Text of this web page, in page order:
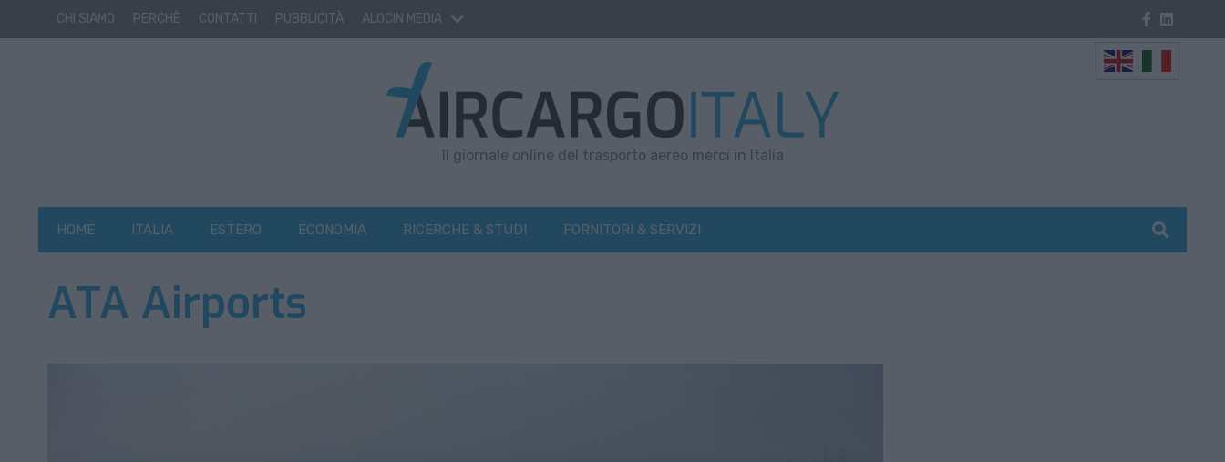
CHI SIAMO PERCHÈ CONTATTI PUBBLICITÀ ALOCIN MEDIA
Il giornale online del trasporto aereo merci in Italia
HOME ITALIA ESTERO ECONOMIA RICERCHE & STUDI FORNITORI & SERVIZI
ATA Airports